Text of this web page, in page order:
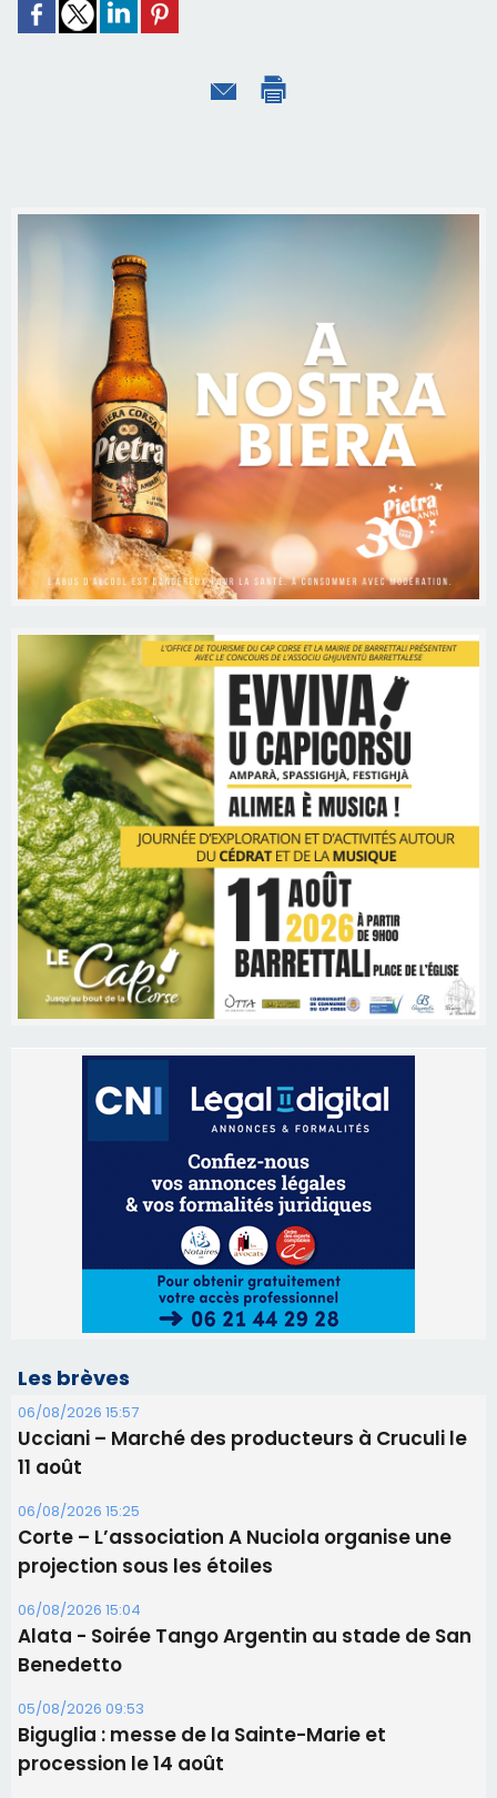
Les brèves
06/08/2026 15:57
Ucciani – Marché des producteurs à Cruculi le
11 août
06/08/2026 15:25
Corte – L’association A Nuciola organise une
projection sous les étoiles
06/08/2026 15:04
Alata - Soirée Tango Argentin au stade de San
Benedetto
05/08/2026 09:53
Biguglia : messe de la Sainte-Marie et
procession le 14 août